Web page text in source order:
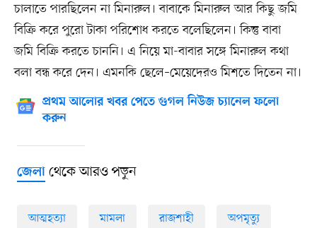
চালাতে পারছিলেন না মিনারুল। বাবাকে মিনারুল আর কিছু জমি
বিক্রি করে পুরো টাকা পরিশোধ করতে বলেছিলেন। কিন্তু বাবা
জমি বিক্রি করতে চাননি। এ নিয়ে মা-বাবার সঙ্গে মিনারুল কথা
বলা বন্ধ করে দেন। এমনকি ছেলে–মেয়েদেরও মিশতে দিতেন না।
প্রথম আলোর খবর পেতে গুগল নিউজ চ্যানেল ফলো
করুন
জেলাথেকে আরও পড়ুন
আত্মহত্যা মামলা রাজশাহী অপমৃত্যু